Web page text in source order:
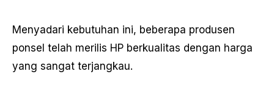
Menyadari kebutuhan ini, beberapa produsen
ponsel telah merilis HP berkualitas dengan harga
yang sangat terjangkau.